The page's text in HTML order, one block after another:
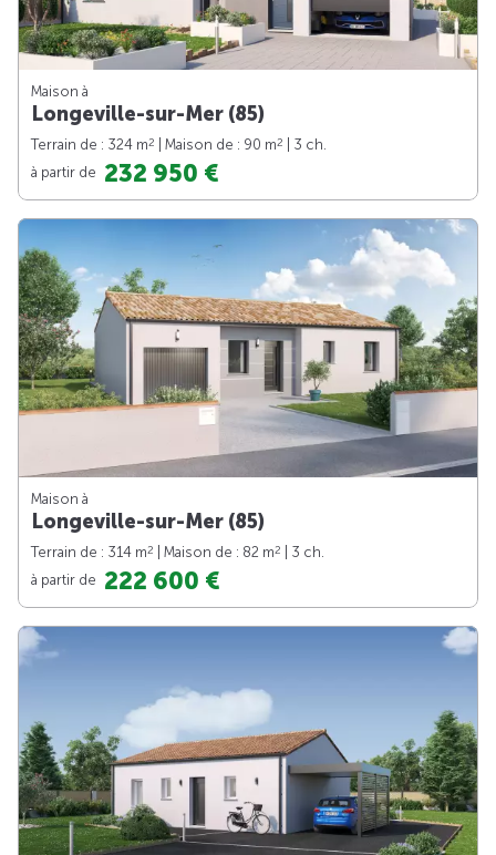
Maison à
Longeville-sur-Mer (85)
Terrain de : 324 m2 | Maison de : 90 m2
| 3 ch.
à partir de 232 950 €
Maison à
Longeville-sur-Mer (85)
Terrain de : 314 m2 | Maison de : 82 m2
| 3 ch.
à partir de 222 600 €